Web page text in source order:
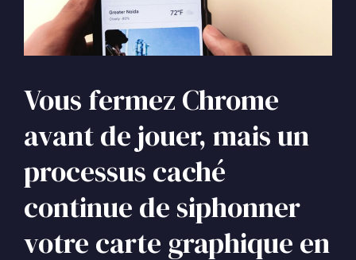
Vous fermez Chrome
avant de jouer, mais un
processus caché
continue de siphonner
votre carte graphique en